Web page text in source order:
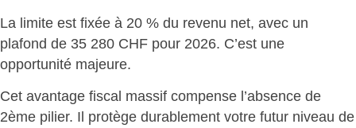
La limite est fixée à 20 % du revenu net, avec un
plafond de 35 280 CHF pour 2026. C’est une
opportunité majeure.
Cet avantage fiscal massif compense l’absence de
2ème pilier. Il protège durablement votre futur niveau de